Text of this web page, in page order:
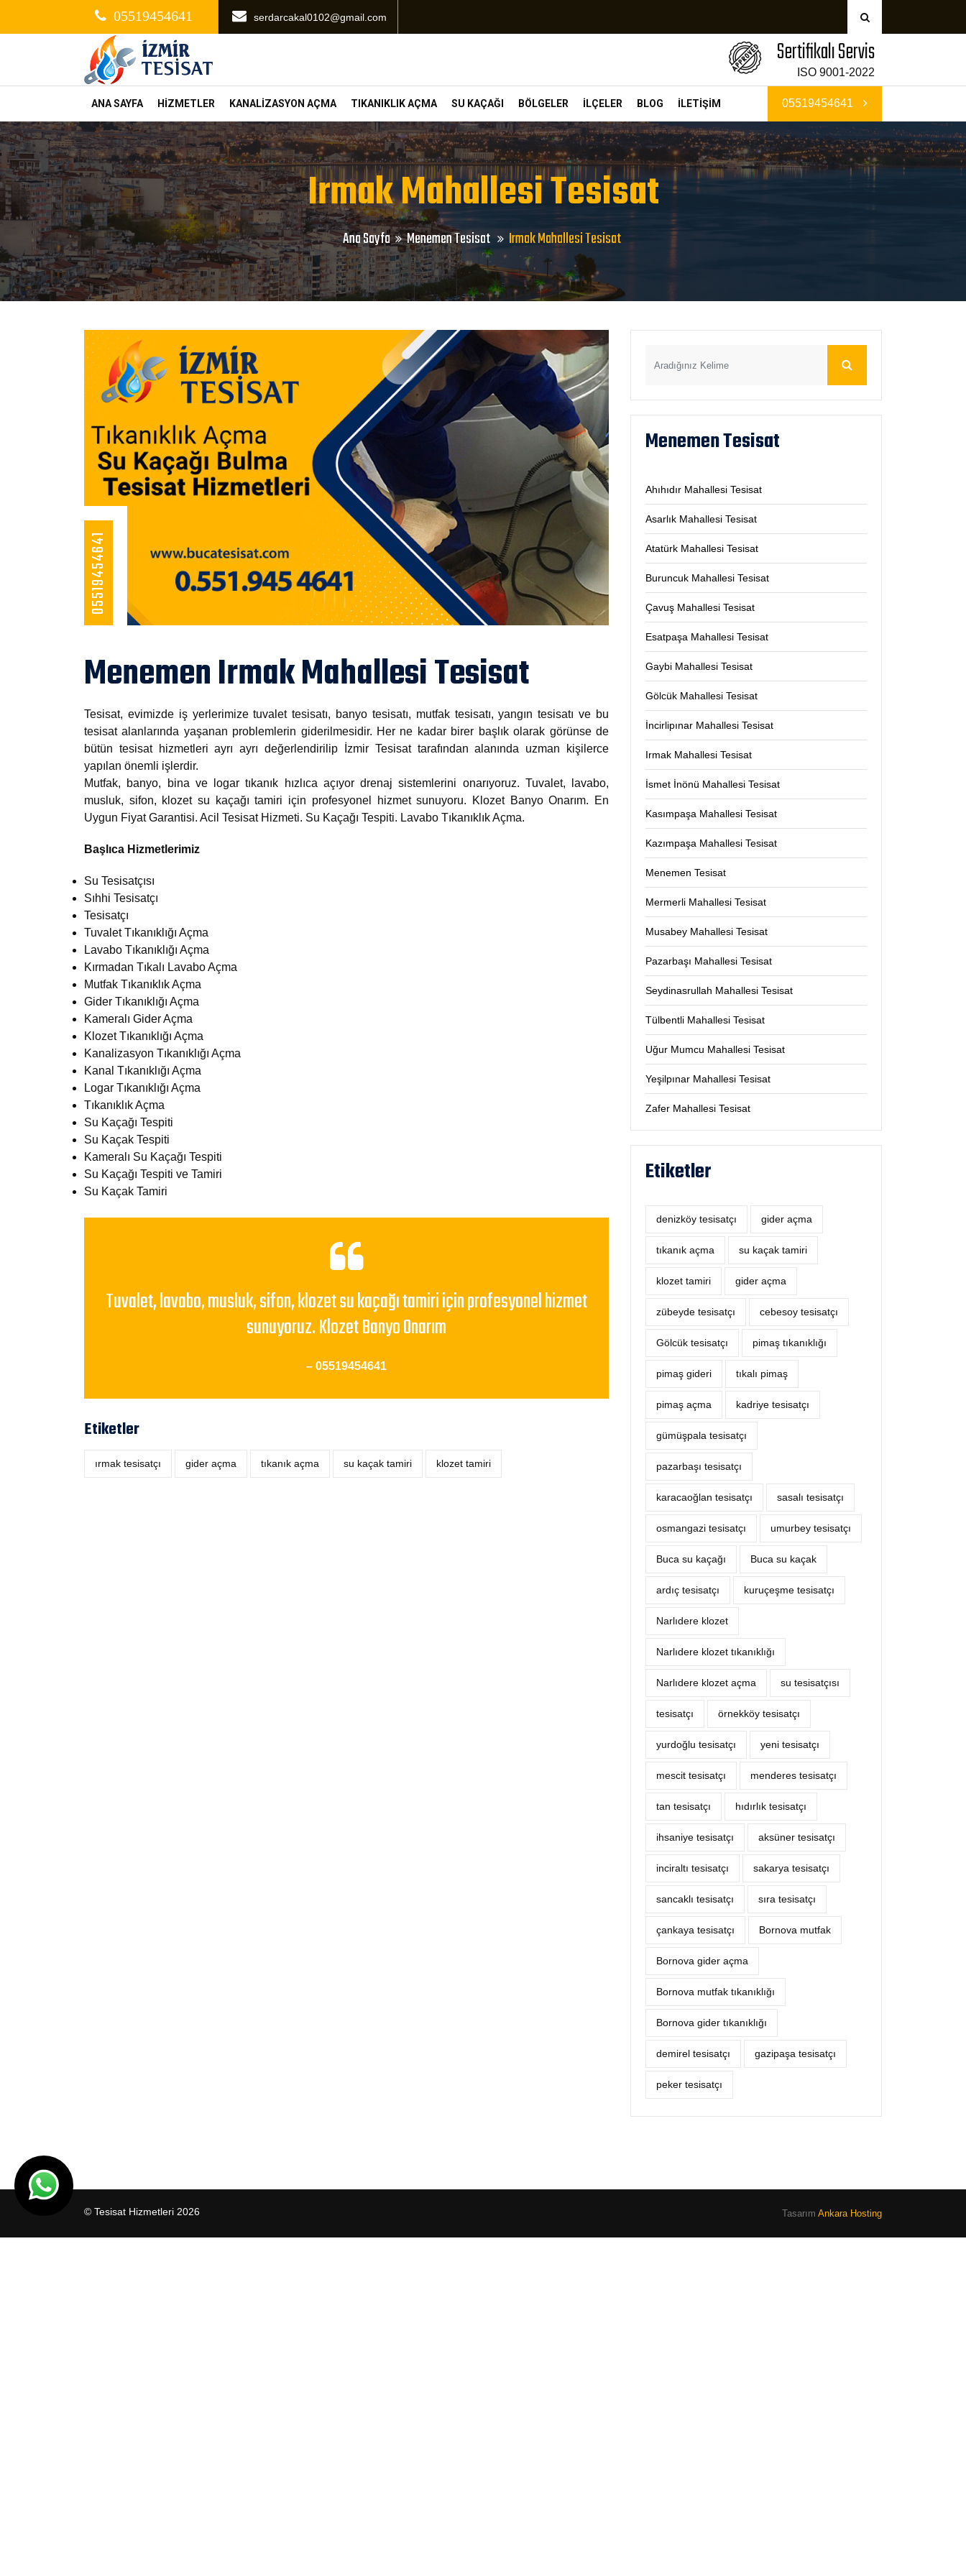
05519454641 serdarcakal0102@gmail.com
Sertifikalı Servis
ISO 9001-2022
ANA SAYFA HİZMETLER KANALİZASYON AÇMA TIKANIKLIK AÇMA SU KAÇAĞI BÖLGELER İLÇELER BLOG İLETİŞİM 05519454641
Irmak Mahallesi Tesisat
Ana Sayfa Menemen Tesisat Irmak Mahallesi Tesisat
05519454641
Menemen Irmak Mahallesi Tesisat
Tesisat, evimizde iş yerlerimize tuvalet tesisatı, banyo tesisatı, mutfak tesisatı, yangın tesisatı ve bu
tesisat alanlarında yaşanan problemlerin giderilmesidir. Her ne kadar birer başlık olarak görünse de
bütün tesisat hizmetleri ayrı ayrı değerlendirilip İzmir Tesisat tarafından alanında uzman kişilerce
yapılan önemli işlerdir.
Mutfak, banyo, bina ve logar tıkanık hızlıca açıyor drenaj sistemlerini onarıyoruz. Tuvalet, lavabo,
musluk, sifon, klozet su kaçağı tamiri için profesyonel hizmet sunuyoru. Klozet Banyo Onarım. En
Uygun Fiyat Garantisi. Acil Tesisat Hizmeti. Su Kaçağı Tespiti. Lavabo Tıkanıklık Açma.
Başlıca Hizmetlerimiz
Su Tesisatçısı
Sıhhi Tesisatçı
Tesisatçı
Tuvalet Tıkanıklığı Açma
Lavabo Tıkanıklığı Açma
Kırmadan Tıkalı Lavabo Açma
Mutfak Tıkanıklık Açma
Gider Tıkanıklığı Açma
Kameralı Gider Açma
Klozet Tıkanıklığı Açma
Kanalizasyon Tıkanıklığı Açma
Kanal Tıkanıklığı Açma
Logar Tıkanıklığı Açma
Tıkanıklık Açma
Su Kaçağı Tespiti
Su Kaçak Tespiti
Kameralı Su Kaçağı Tespiti
Su Kaçağı Tespiti ve Tamiri
Su Kaçak Tamiri
Tuvalet, lavabo, musluk, sifon, klozet su kaçağı tamiri için profesyonel hizmet
sunuyoruz. Klozet Banyo Onarım
– 05519454641
Etiketler
ırmak tesisatçı ‎gider açma tıkanık açma su kaçak tamiri klozet tamiri
Menemen Tesisat
Ahıhıdır Mahallesi Tesisat
Asarlık Mahallesi Tesisat
Atatürk Mahallesi Tesisat
Buruncuk Mahallesi Tesisat
Çavuş Mahallesi Tesisat
Esatpaşa Mahallesi Tesisat
Gaybi Mahallesi Tesisat
Gölcük Mahallesi Tesisat
İncirlipınar Mahallesi Tesisat
Irmak Mahallesi Tesisat
İsmet İnönü Mahallesi Tesisat
Kasımpaşa Mahallesi Tesisat
Kazımpaşa Mahallesi Tesisat
Menemen Tesisat
Mermerli Mahallesi Tesisat
Musabey Mahallesi Tesisat
Pazarbaşı Mahallesi Tesisat
Seydinasrullah Mahallesi Tesisat
Tülbentli Mahallesi Tesisat
Uğur Mumcu Mahallesi Tesisat
Yeşilpınar Mahallesi Tesisat
Zafer Mahallesi Tesisat
Etiketler
denizköy tesisatçı ‎gider açma
tıkanık açma su kaçak tamiri
klozet tamiri gider açma
zübeyde tesisatçı cebesoy tesisatçı
Gölcük tesisatçı pimaş tıkanıklığı
pimaş gideri tıkalı pimaş
pimaş açma kadriye tesisatçı
gümüşpala tesisatçı
pazarbaşı tesisatçı
karacaoğlan tesisatçı sasalı tesisatçı
osmangazi tesisatçı umurbey tesisatçı
Buca su kaçağı Buca su kaçak
ardıç tesisatçı kuruçeşme tesisatçı
Narlıdere klozet
Narlıdere klozet tıkanıklığı
Narlıdere klozet açma su tesisatçısı
tesisatçı örnekköy tesisatçı
yurdoğlu tesisatçı yeni tesisatçı
mescit tesisatçı menderes tesisatçı
tan tesisatçı hıdırlık tesisatçı
ihsaniye tesisatçı aksüner tesisatçı
inciraltı tesisatçı sakarya tesisatçı
sancaklı tesisatçı sıra tesisatçı
çankaya tesisatçı Bornova mutfak
Bornova gider açma
Bornova mutfak tıkanıklığı
Bornova gider tıkanıklığı
demirel tesisatçı gazipaşa tesisatçı
peker tesisatçı
© Tesisat Hizmetleri 2026 Tasarım Ankara Hosting